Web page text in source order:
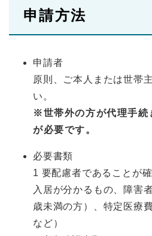
申請方法
申請者
原則、ご本人または世帯
い。
※世帯外の方が代理手続
が必要です。
必要書類
1 要配慮者であることが
入居が分かるもの、障害
歳未満の方）、特定医療
など）